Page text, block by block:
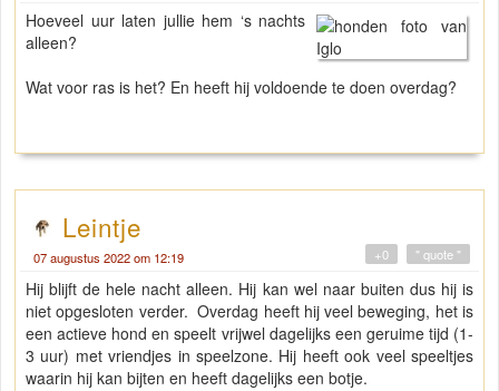
Hoeveel uur laten jullie hem ‘s nachts
alleen?
Wat voor ras is het? En heeft hij voldoende te doen overdag?
Leintje
07 augustus 2022 om 12:19 " quote "
+0
Hij blijft de hele nacht alleen. Hij kan wel naar buiten dus hij is
niet opgesloten verder. Overdag heeft hij veel beweging, het is
een actieve hond en speelt vrijwel dagelijks een geruime tijd (1-
3 uur) met vriendjes in speelzone. Hij heeft ook veel speeltjes
waarin hij kan bijten en heeft dagelijks een botje.